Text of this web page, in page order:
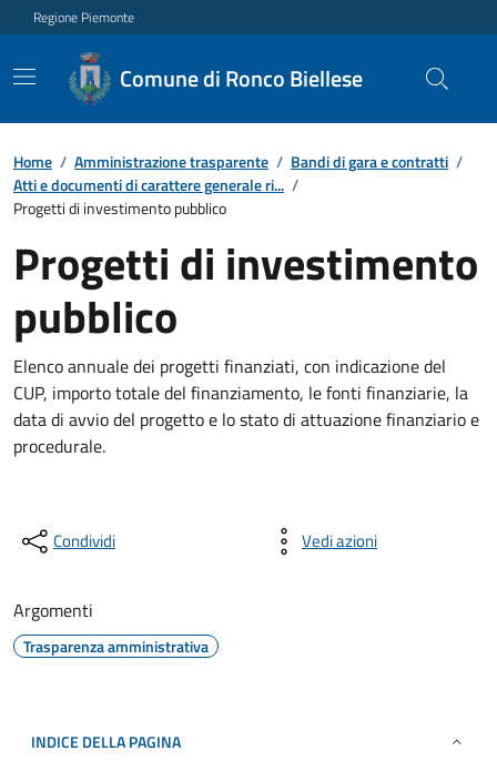
Regione Piemonte
Comune di Ronco Biellese
Home / Amministrazione trasparente / Bandi di gara e contratti /
Atti e documenti di carattere generale ri... /
Progetti di investimento pubblico
Progetti di investimento
pubblico
Elenco annuale dei progetti finanziati, con indicazione del
CUP, importo totale del finanziamento, le fonti finanziarie, la
data di avvio del progetto e lo stato di attuazione finanziario e
procedurale.
Condividi Vedi azioni
Argomenti
Trasparenza amministrativa
INDICE DELLA PAGINA